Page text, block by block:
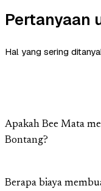
Pertanyaan
Hal yang sering
Apakah Bee Mata
Bontang?
Berapa biaya